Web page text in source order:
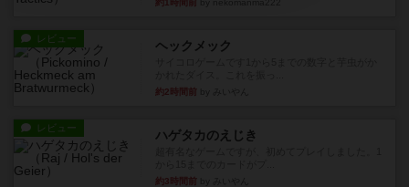
約1時間前
レビュー ヘックメック
約2時間前
レビュー ハゲタカのえじき
約3時間前